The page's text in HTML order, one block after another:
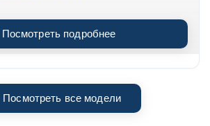
Посмотреть подробнее
Посмотреть все модели